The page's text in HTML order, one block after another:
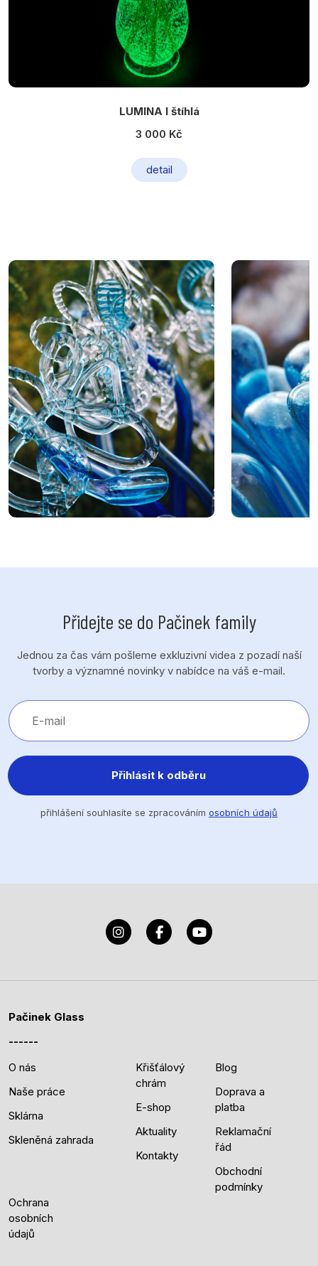
LUMINA I štíhlá
3 000 Kč
detail
Přidejte se do Pačinek family
Jednou za čas vám pošleme exkluzivní videa z pozadí naší
tvorby a významné novinky v nabídce na váš e-mail.
Přihlásit k odběru
přihlášení souhlasíte se zpracováním osobních údajů
Pačinek Glass
O nás
Naše práce
Sklárna
Skleněná zahrada
Křišťálový
chrám
E-shop
Aktuality
Kontakty
Blog
Doprava a
platba
Reklamační
řád
Obchodní
podmínky
Ochrana
osobních
údajů